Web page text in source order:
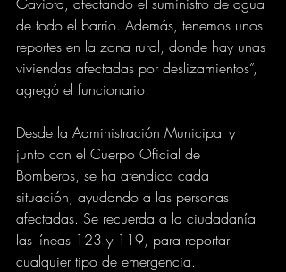
de todo el barrio. Además, tenemos unos
reportes en la zona rural, donde hay unas
viviendas afectadas por deslizamientos”,
agregó el funcionario.
Desde la Administración Municipal y
junto con el Cuerpo Oficial de
Bomberos, se ha atendido cada
situación, ayudando a las personas
afectadas. Se recuerda a la ciudadanía
las líneas 123 y 119, para reportar
cualquier tipo de emergencia.